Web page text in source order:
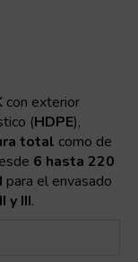
con exterior
(HDPE),
total como de
6 hasta 220
para el envasado
y III.